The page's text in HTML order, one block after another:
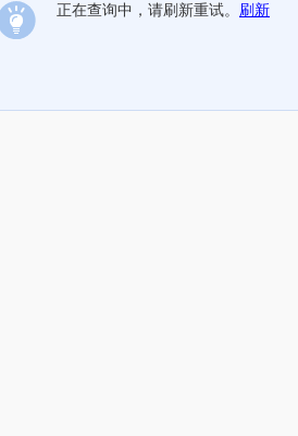
正在查询中，请刷新重试。 刷新